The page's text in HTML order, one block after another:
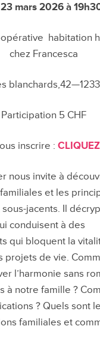
mars 2026 à
habitation
chez Francesca
Participation 5 CHF
inscrire :
nous invite à
et les
jacents. Il
conduisent à des
qui bloquent la
projets de vie.
l’harmonie sans
à notre famille ?
? Quels sont
familiales et